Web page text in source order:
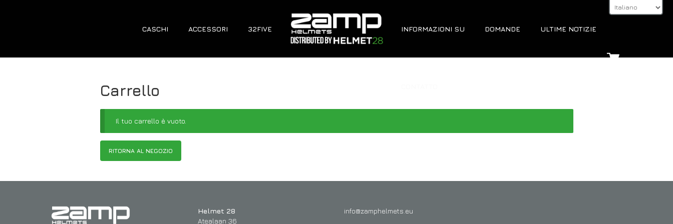
CASCHI ACCESSORI 32FIVE INFORMAZIONI SU DOMANDE ULTIME NOTIZIE
Carrello
Il tuo carrello è vuoto.
RITORNA AL NEGOZIO
Helmet 28
Atealaan 36
info@zamphelmets.eu